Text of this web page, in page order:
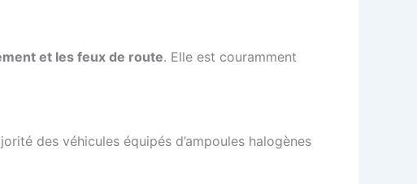
et les feux de route. Elle est couramment
des véhicules équipés d’ampoules halogènes